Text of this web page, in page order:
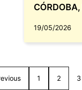
CÓRDOBA,
19/05/2026
1 2 3